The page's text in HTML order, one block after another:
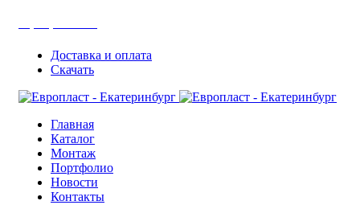
Доставка и оплата
Скачать
Главная
Каталог
Монтаж
Портфолио
Новости
Контакты